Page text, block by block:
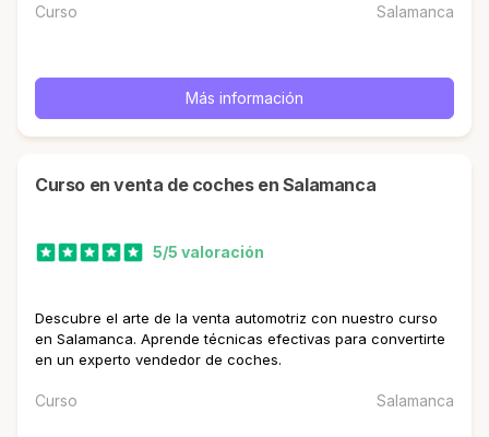
Curso Salamanca
Más información
curso en venta de coches en Salamanca
5/5 valoración
Descubre el arte de la venta automotriz con nuestro curso
en Salamanca. Aprende técnicas efectivas para convertirte
en un experto vendedor de coches.
Curso Salamanca